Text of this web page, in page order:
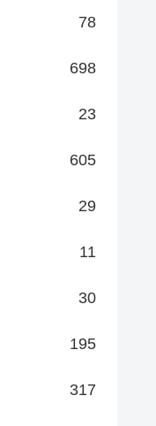
78
698
23
605
29
11
30
195
317